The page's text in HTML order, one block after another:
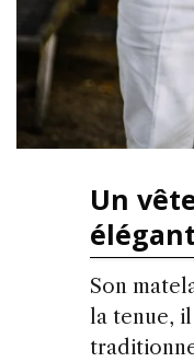
Un
élégant
Son
la tenue,